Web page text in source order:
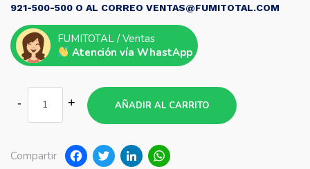
921-500-500 O AL CORREO VENTAS@FUMITOTAL.COM
FUMITOTAL / Ventas
Atención vía WhastApp
AÑADIR AL CARRITO
Compartir Facebook
TwitterLinkedIn